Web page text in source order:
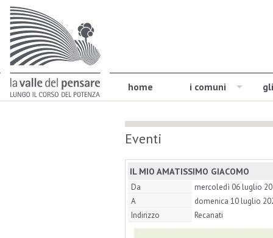
home i comuni
Eventi
IL MIO AMATISSIMO GIACOMO
Da
mercoledì 06 luglio
A
domenica 10 luglio
Indirizzo
Recanati